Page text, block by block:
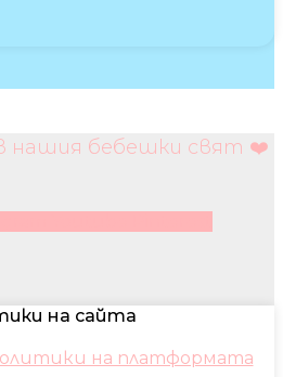
нашия бебешки свят ❤️
на сайта
на платформата